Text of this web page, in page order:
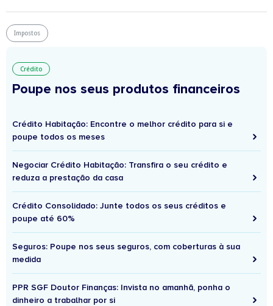
Impostos
Crédito
Poupe nos seus produtos financeiros
Crédito Habitação: Encontre o melhor crédito para si e
poupe todos os meses
Negociar Crédito Habitação: Transfira o seu crédito e
reduza a prestação da casa
Crédito Consolidado: Junte todos os seus créditos e
poupe até 60%
Seguros: Poupe nos seus seguros, com coberturas à sua
medida
PPR SGF Doutor Finanças: Invista no amanhã, ponha o
dinheiro a trabalhar por si